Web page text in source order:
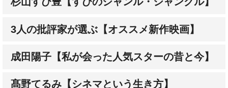
3人の批評家が選ぶ【オススメ新作映画】
成田陽子【私が会った人気スターの昔と今】
髙野てるみ【シネマという生き方】